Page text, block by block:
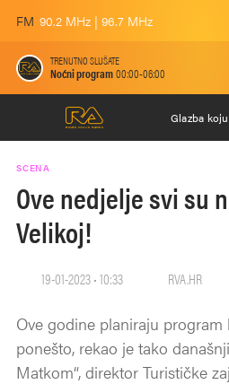
FM 90.2 MHz | 96.7 MHz
TRENUTNO SLUŠATE
Noćni program00:00-06:00
Glazba
SCENA
Ove nedjelje svi su
Velikoj!
19-01-2023 • 10:33 RVA.HR
Ove godine planiraju program
ponešto, rekao je tako
Matkom“, direktor Turističke